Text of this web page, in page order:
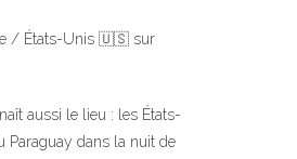
/ États-Unis 🇺🇸 sur
aussi le lieu : les États-
Paraguay dans la nuit de